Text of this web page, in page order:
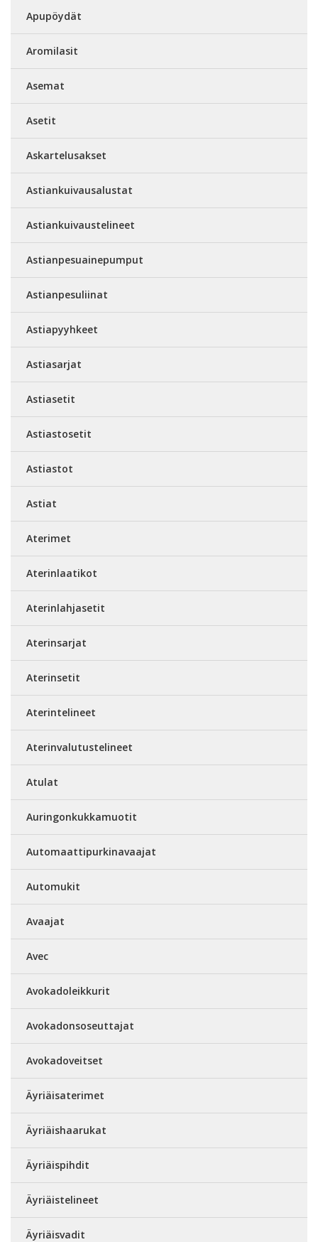
Apupöydät
Aromilasit
Asemat
Asetit
Askartelusakset
Astiankuivausalustat
Astiankuivaustelineet
Astianpesuainepumput
Astianpesuliinat
Astiapyyhkeet
Astiasarjat
Astiasetit
Astiastosetit
Astiastot
Astiat
Aterimet
Aterinlaatikot
Aterinlahjasetit
Aterinsarjat
Aterinsetit
Aterintelineet
Aterinvalutustelineet
Atulat
Auringonkukkamuotit
Automaattipurkinavaajat
Automukit
Avaajat
Avec
Avokadoleikkurit
Avokadonsoseuttajat
Avokadoveitset
Äyriäisaterimet
Äyriäishaarukat
Äyriäispihdit
Äyriäistelineet
Äyriäisvadit